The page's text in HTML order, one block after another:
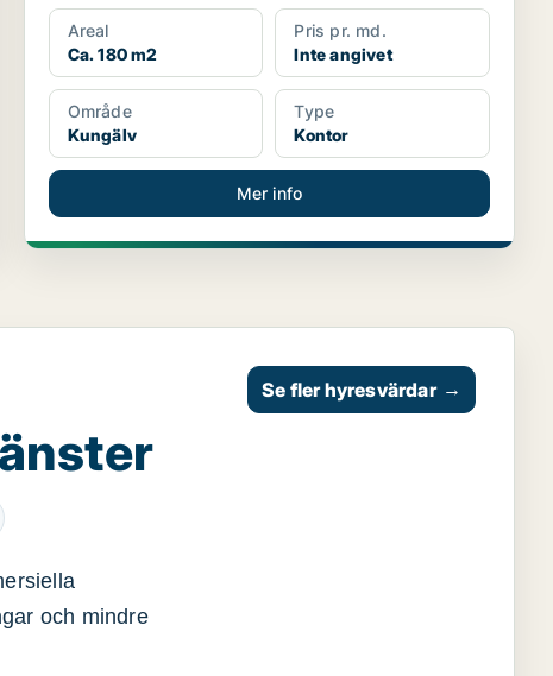
Areal
Ca. 180 m2
Pris pr. md.
Inte angivet
Område
Kungälv
Type
Kontor
Mer info
och mindre
Se fler hyresvärdar →